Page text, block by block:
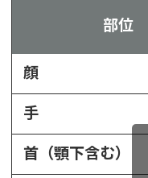
部位
顔
手
首（顎下含む）